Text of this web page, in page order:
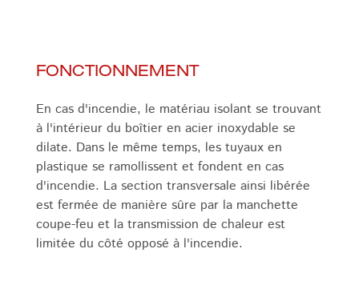
FONCTIONNEMENT
En cas d'incendie, le matériau isolant se trouvant
à l'intérieur du boîtier en acier inoxydable se
dilate. Dans le même temps, les tuyaux en
plastique se ramollissent et fondent en cas
d'incendie. La section transversale ainsi libérée
est fermée de manière sûre par la manchette
coupe-feu et la transmission de chaleur est
limitée du côté opposé à l'incendie.